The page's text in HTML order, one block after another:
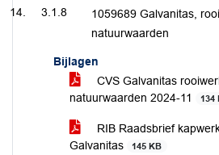
3.1.8
1059689 Galvanitas,
natuurwaarden
Bijlagen
CVS Galvanitas
natuurwaarden 2024-11
134
RIB Raadsbrief
Galvanitas
145 KB